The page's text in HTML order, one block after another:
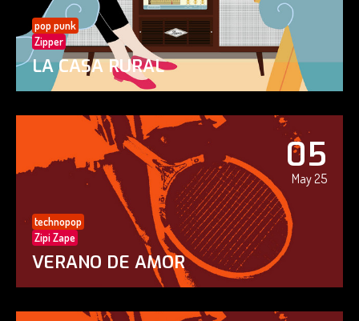
pop punk
Zipper
LA CASA RURAL
05
May 25
technopop
Zipi Zape
VERANO DE AMOR